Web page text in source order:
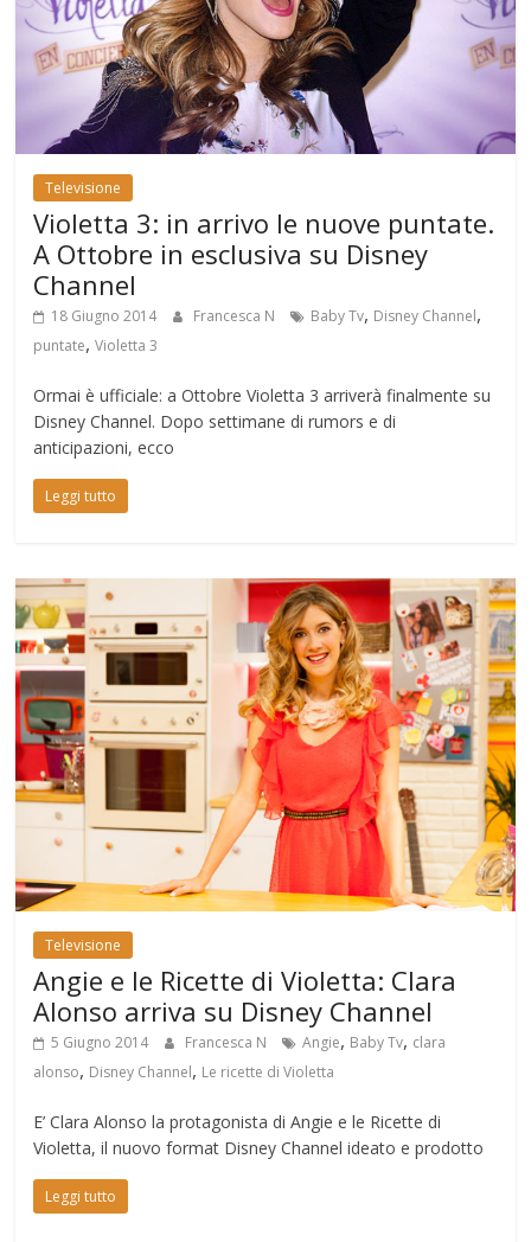
Televisione
Violetta 3: in arrivo le nuove puntate.
A Ottobre in esclusiva su Disney
Channel
18 Giugno 2014 Francesca N Baby Tv, Disney Channel,
puntate,Violetta 3
Ormai è ufficiale: a Ottobre Violetta 3 arriverà finalmente su
Disney Channel. Dopo settimane di rumors e di
anticipazioni, ecco
Leggi tutto
Televisione
Angie e le Ricette di Violetta: Clara
Alonso arriva su Disney Channel
5 Giugno 2014 Francesca N Angie, Baby Tv, clara
alonso, Disney Channel, Le ricette di Violetta
E’ Clara Alonso la protagonista di Angie e le Ricette di
Violetta, il nuovo format Disney Channel ideato e prodotto
Leggi tutto